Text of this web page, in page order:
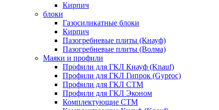
Кирпич
блоки
Газосиликатные блоки
Кирпич
Пазогребневые плиты (Кнауф)
Пазогребневые плиты (Волма)
Маяки и профили
Профили для ГКЛ Кнауф (Knauf)
Профили для ГКЛ Гипрок (Gyproc)
Профили для ГКЛ СТМ
Профили для ГКЛ Эконом
Комплектующие СТМ